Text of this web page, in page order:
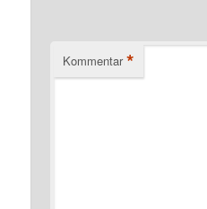
Kommentar *